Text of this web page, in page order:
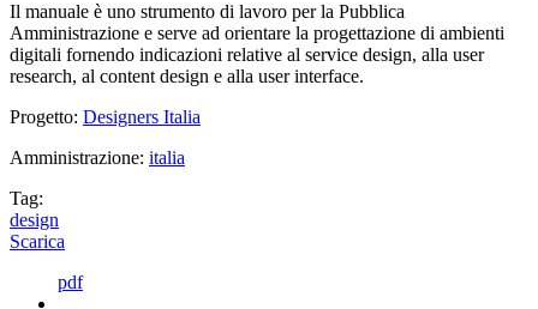
Il manuale è uno strumento di lavoro per la Pubblica
Amministrazione e serve ad orientare la progettazione di ambienti
digitali fornendo indicazioni relative al service design, alla user
research, al content design e alla user interface.
Progetto: Designers Italia
Amministrazione: italia
Tag:
design
Scarica
pdf